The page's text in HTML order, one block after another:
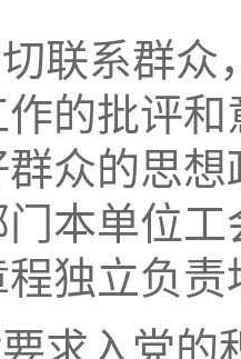
切联系群
作的批评
众的思
本单位
独立负